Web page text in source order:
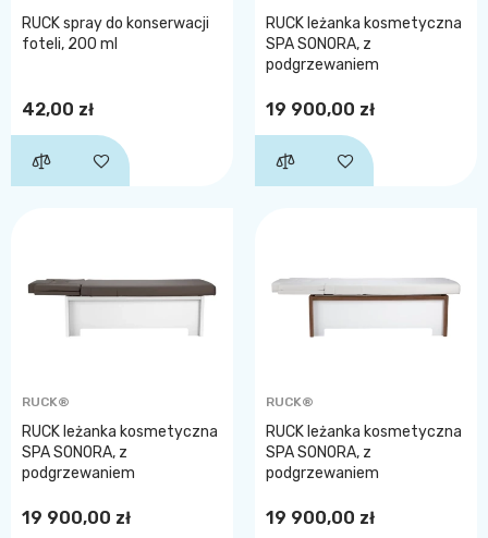
RUCK spray do konserwacji
foteli, 200 ml
42,00 zł
RUCK leżanka kosmetyczna
SPA SONORA, z
podgrzewaniem
19 900,00 zł
RUCK®
RUCK leżanka kosmetyczna
SPA SONORA, z
podgrzewaniem
19 900,00 zł
RUCK®
RUCK leżanka kosmetyczna
SPA SONORA, z
podgrzewaniem
19 900,00 zł